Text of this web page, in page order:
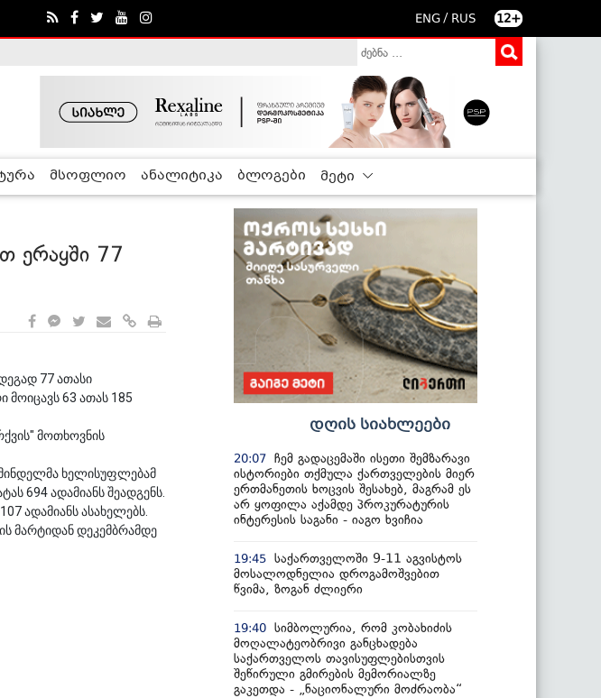
ENG / RUS 12+
მსოფლიო ანალიტიკა ბლოგები მეტი
ერაყში 77
77 ათასი
63 ათას 185
მოთხოვნის
ხელისუფლებამ
694 ადამიანს შეადგენს.
ადამიანს ასახელებს.
მარტიდან დეკემბრამდე
დღის სიახლეები
20:07 ჩემ გადაცემაში ისეთი შემზარავი
ისტორიები თქმულა ქართველების მიერ
ერთმანეთის ხოცვის შესახებ, მაგრამ ეს
არ ყოფილა აქამდე პროკურატურის
ინტერესის საგანი - იაგო ხვიჩია
19:45 საქართველოში 9-11 აგვისტოს
მოსალოდნელია დროგამოშვებით
წვიმა, ზოგან ძლიერი
19:40 სიმბოლურია, რომ კობახიძის
მოღალატეობრივი განცხადება
საქართველოს თავისუფლებისთვის
შეწირული გმირების მემორიალზე
გაკეთდა - „ნაციონალური მოძრაობა“